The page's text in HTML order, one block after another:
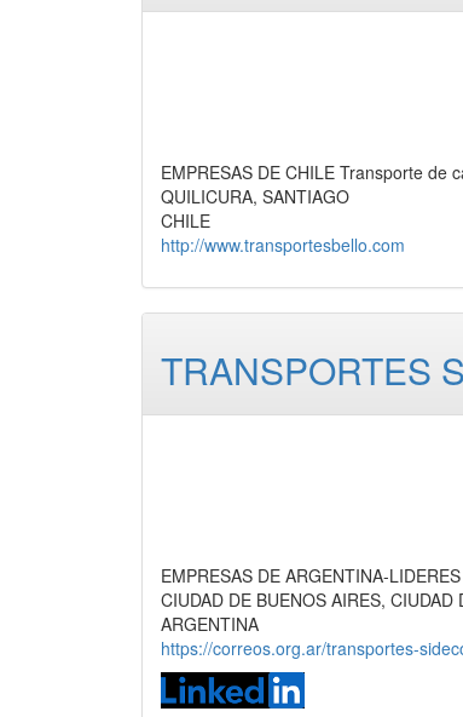
EMPRESAS DE CHILE Transporte de
QUILICURA, SANTIAGO
CHILE
http://www.transportesbello.com
TRANSPORTES
EMPRESAS DE ARGENTINA-
CIUDAD DE BUENOS AIRES, CIUDAD
ARGENTINA
https://correos.org.ar/transportes-